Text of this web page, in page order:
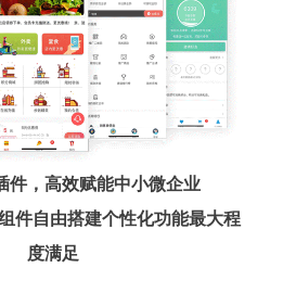
件，高效赋能中小微企业
件自由搭建个性化功能最大程
度满足